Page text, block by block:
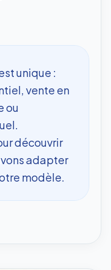
unique :
vente en
ou
découvrir
adapter
modèle.